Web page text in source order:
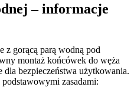
– informacje
z gorącą parą wodną pod
montaż końcówek do węża
dla bezpieczeństwa użytkowania.
zasadami: